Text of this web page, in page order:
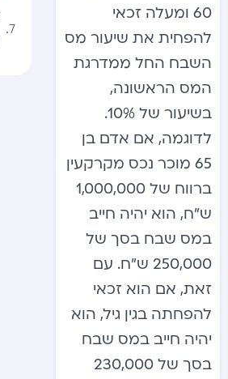
60 ומעלה זכאי
להפחית את שיעור מס
השבח החל ממדרגת
המס הראשונה,
בשיעור של 10%.
לדוגמה, אם אדם בן
65 מוכר נכס מקרקעין
ברווח של 1,000,000
ש”ח, הוא יהיה חייב
במס שבח בסך של
250,000 ש”ח. עם
זאת, אם הוא זכאי
להפחתה בגין גיל, הוא
יהיה חייב במס שבח
בסך של 230,000